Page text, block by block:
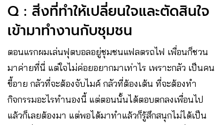
Q : สิ่งที่ทำให้เปลี่ยนใจและตัดสินใจ
เข้ามาทำงานกับชุมชน
ตอนแรกผมเล่นฟุตบอลอยู่ชุมชนแฟลตรถไฟ เพื่อนก็ชวน
มาค่ายที่นี่ แต่ใจไม่ค่อยอยากมาเท่าไร เพราะกลัว เป็นคน
ขี้อาย กลัวที่จะต้องจับไมค์ กลัวที่ต้องเต้น ที่จะต้องทำ
กิจกรรมอะไรทำนองนี้ แต่ตอนนั้นได้ตอบตกลงเพื่อนไป
แล้วก็เลยต้องมา แต่พอได้มาทำแล้วก็รู้สึกสนุกไม่ได้เป็น